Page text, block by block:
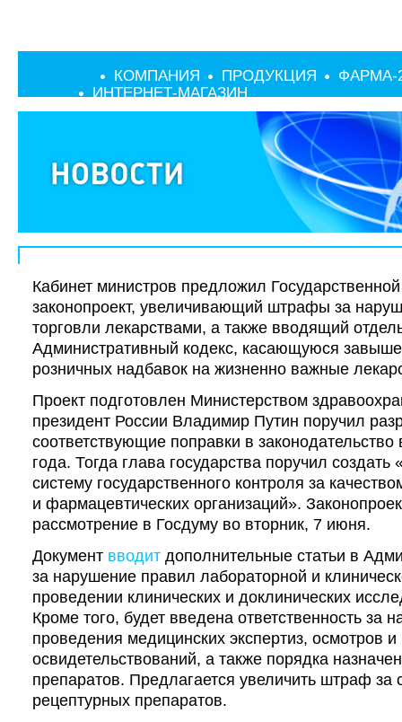
КОМПАНИЯ ПРОДУКЦИЯ
ФАРМА-
ИНТЕРНЕТ-МАГАЗИН
Кабинет министров предложил
законопроект, увеличивающий штрафы за
торговли лекарствами, а также вводящий
Административный кодекс, касающуюся
розничных надбавок на жизненно важные
Проект подготовлен Министерством
президент России Владимир Путин поручил
соответствующие поправки в
года. Тогда глава государства поручил
систему государственного контроля за
и фармацевтических организаций».
рассмотрение в Госдуму во вторник, 7 июня.
Документ вводит дополнительные статьи в
за нарушение правил лабораторной и
проведении клинических и доклинических
Кроме того, будет введена ответственность за
проведения медицинских экспертиз, осмотров и
освидетельствований, а также порядка
препаратов. Предлагается увеличить штраф за
рецептурных препаратов.